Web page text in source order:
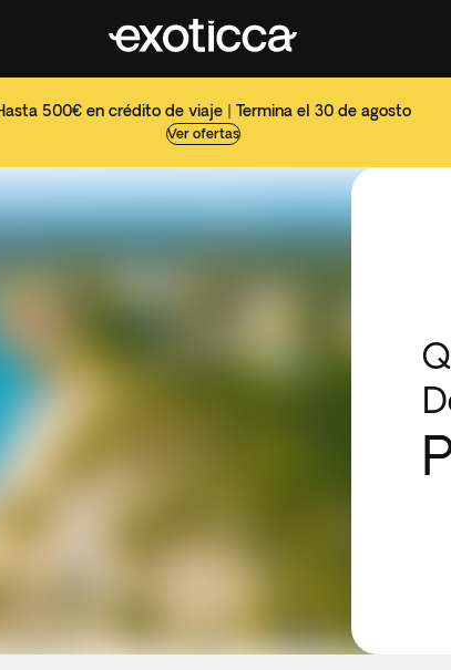
500€ en crédito de viaje | Termina el 30 de agosto
Ver ofertas